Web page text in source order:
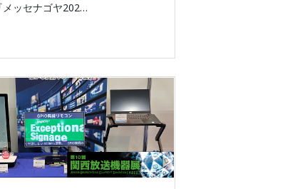
メッセナゴヤ202…